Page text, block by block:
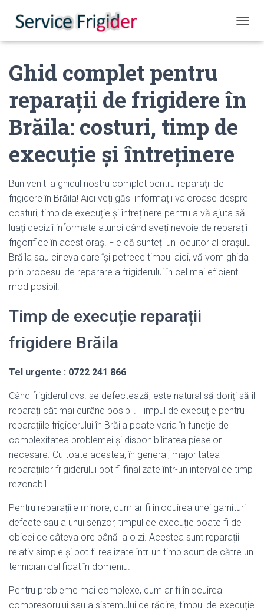
Ghid complet pentru
reparații de frigidere în
Brăila: costuri, timp de
execuție și întreținere
Bun venit la ghidul nostru complet pentru reparații de
frigidere în Brăila! Aici veți găsi informații valoroase despre
costuri, timp de execuție și întreținere pentru a vă ajuta să
luați decizii informate atunci când aveți nevoie de reparații
frigorifice în acest oraș. Fie că sunteți un locuitor al orașului
Brăila sau cineva care își petrece timpul aici, vă vom ghida
prin procesul de reparare a frigiderului în cel mai eficient
mod posibil.
Timp de execuție reparații
frigidere Brăila
Tel urgente : 0722 241 866
Când frigiderul dvs. se defectează, este natural să doriți să îl
reparați cât mai curând posibil. Timpul de execuție pentru
reparațiile frigiderului în Brăila poate varia în funcție de
complexitatea problemei și disponibilitatea pieselor
necesare. Cu toate acestea, în general, majoritatea
reparațiilor frigiderului pot fi finalizate într-un interval de timp
rezonabil.
Pentru reparațiile minore, cum ar fi înlocuirea unei garnituri
defecte sau a unui senzor, timpul de execuție poate fi de
obicei de câteva ore până la o zi. Acestea sunt reparații
relativ simple și pot fi realizate într-un timp scurt de către un
tehnician calificat în domeniu.
Pentru probleme mai complexe, cum ar fi înlocuirea
compresorului sau a sistemului de răcire, timpul de execuție